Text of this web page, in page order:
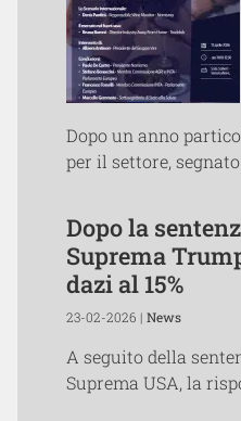
Dopo un anno
per il settore,
Dopo la
Suprema
dazi al 15%
23-02-2026 | News
A seguito della
Suprema USA, la